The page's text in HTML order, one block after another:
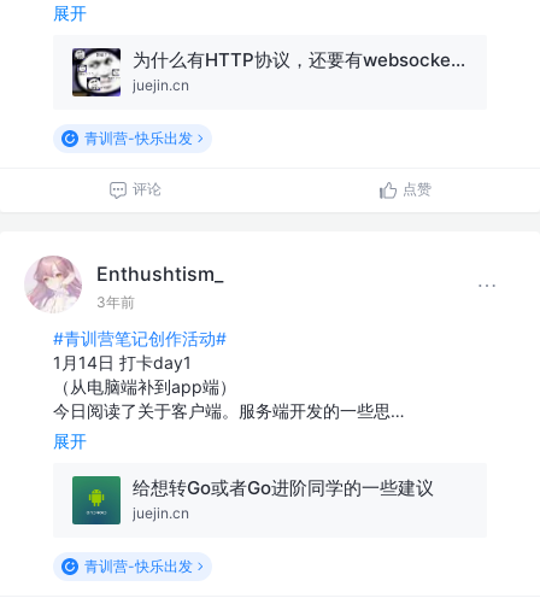
展开
为什么有HTTP协议，还要有websocket协议？
juejin.cn
青训营-快乐出发
评论 点赞
Enthushtism_
3年前
#青训营笔记创作活动#
1月14日 打卡day1
（从电脑端补到app端）
今日阅读了关于客户端。服务端开发的一些思…
展开
给想转Go或者Go进阶同学的一些建议
juejin.cn
青训营-快乐出发